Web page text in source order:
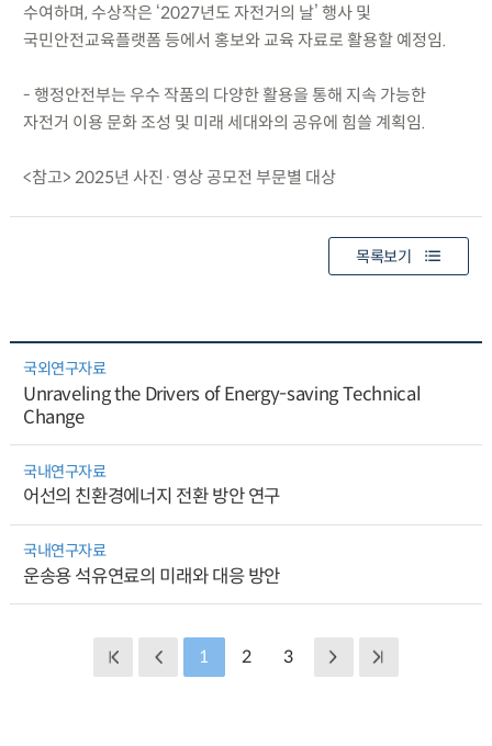
수여하며, 수상작은 ‘2027년도 자전거의 날’ 행사 및
국민안전교육플랫폼 등에서 홍보와 교육 자료로 활용할 예정임.
- 행정안전부는 우수 작품의 다양한 활용을 통해 지속 가능한
자전거 이용 문화 조성 및 미래 세대와의 공유에 힘쓸 계획임.
<참고> 2025년 사진·영상 공모전 부문별 대상
목록보기
국외연구자료
Unraveling the Drivers of Energy-saving Technical
Change
국내연구자료
어선의 친환경에너지 전환 방안 연구
국내연구자료
운송용 석유연료의 미래와 대응 방안
1 2 3